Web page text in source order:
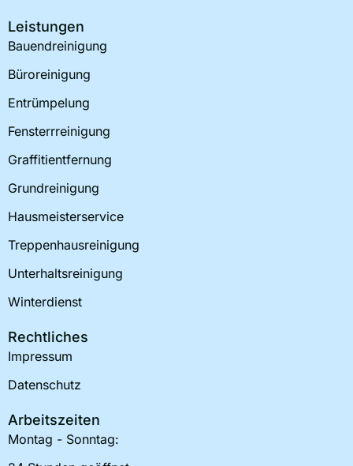
Leistungen
Bauendreinigung
Büroreinigung
Entrümpelung
Fensterrreinigung
Graffitientfernung
Grundreinigung
Hausmeisterservice
Treppenhausreinigung
Unterhaltsreinigung
Winterdienst
Rechtliches
Impressum
Datenschutz
Arbeitszeiten
Montag - Sonntag: